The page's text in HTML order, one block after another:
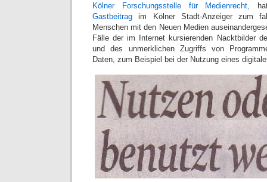
Kölner Forschungsstelle für Medienrecht,
Gastbeitrag im Kölner Stadt-Anzeiger zum
Menschen mit den Neuen Medien
Fälle der im Internet kursierenden Nacktbilder
und des unmerklichen Zugriffs von
Daten, zum Beispiel bei der Nutzung eines